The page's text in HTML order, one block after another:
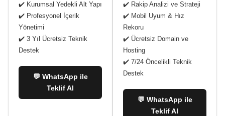
✔️ Kurumsal Yedekli Alt Yapı
✔️ Profesyonel İçerik
Yönetimi
✔️ 3 Yıl Ücretsiz Teknik
Destek
💬 WhatsApp ile
Teklif Al
✔️ Rakip Analizi ve Strateji
✔️ Mobil Uyum & Hız
Rekoru
✔️ Ücretsiz Domain ve
Hosting
✔️ 7/24 Öncelikli Teknik
Destek
💬 WhatsApp ile
Teklif Al